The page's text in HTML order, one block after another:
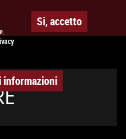
Si, accetto
informazioni